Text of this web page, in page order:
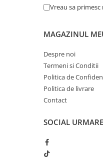
Vreau sa
MAGAZINUL
Despre noi
Termeni si Conditii
Politica de
Politica de livrare
Contact
SOCIAL